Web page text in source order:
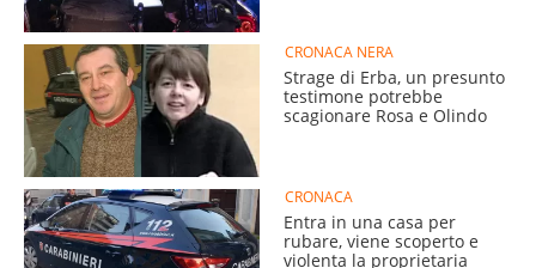
CRONACA NERA
Strage di Erba, un presunto
testimone potrebbe
scagionare Rosa e Olindo
CRONACA
Entra in una casa per
rubare, viene scoperto e
violenta la proprietaria